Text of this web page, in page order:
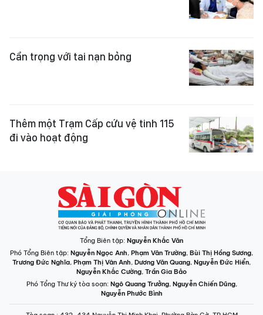
Cẩn trọng với tai nạn bỏng
Thêm một Trạm Cấp cứu vệ tinh 115
đi vào hoạt động
Tổng Biên tập: Nguyễn Khắc Văn
Phó Tổng Biên tập: Nguyễn Ngọc Anh, Phạm Văn Trường, Bùi Thị Hồng Sương,
Trương Đức Nghĩa, Phạm Thị Vân Anh, Dương Văn Quang, Nguyễn Đức Hiển,
Nguyễn Khắc Cường, Trần Gia Bảo
Phó Tổng Thư ký tòa soạn: Ngô Quang Trưởng, Nguyễn Chiến Dũng,
Nguyễn Phước Bình